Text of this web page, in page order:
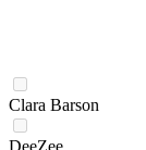
Clara Barson
DeeZee